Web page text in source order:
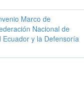
Marco de
Nacional de
y la Defensoría